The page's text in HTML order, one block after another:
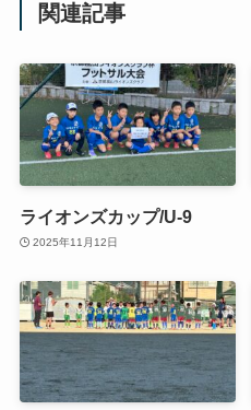
関連記事
ライオンズカップ/U-9
2025年11月12日